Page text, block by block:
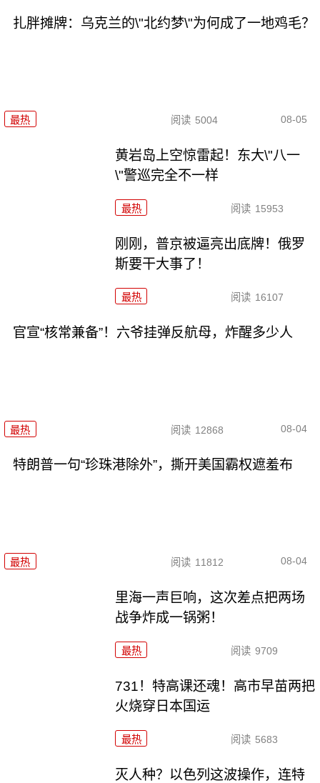
扎胖摊牌：乌克兰的\"北约梦\"为何成了一地鸡毛？
最热 阅读 5004 08-05
黄岩岛上空惊雷起！东大\"八一
\"警巡完全不一样
最热 阅读 15953
刚刚，普京被逼亮出底牌！俄罗
斯要干大事了！
最热 阅读 16107
官宣“核常兼备”！六爷挂弹反航母，炸醒多少人
最热 阅读 12868 08-04
特朗普一句“珍珠港除外”，撕开美国霸权遮羞布
最热 阅读 11812 08-04
里海一声巨响，这次差点把两场
战争炸成一锅粥！
最热 阅读 9709
731！特高课还魂！高市早苗两把
火烧穿日本国运
最热 阅读 5683
灭人种？以色列这波操作，连特